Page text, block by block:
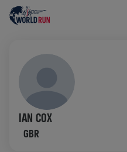
IAN COX
GBR